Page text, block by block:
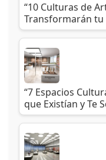
“10 Culturas de
Transformarán tu
“7 Espacios
que Existían y Te